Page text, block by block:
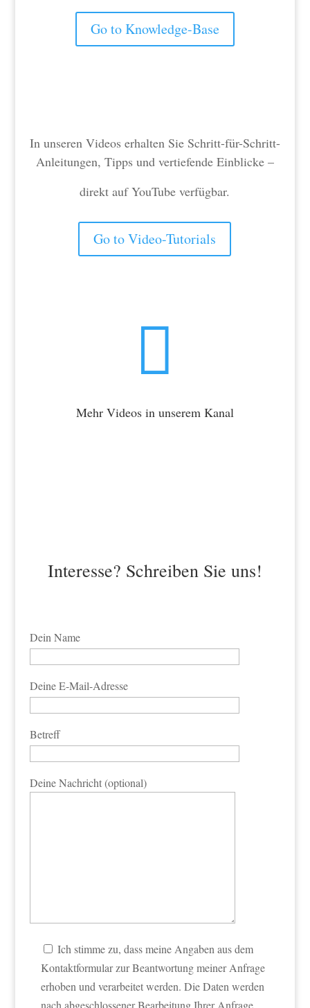
Go to Knowledge-Base
In unseren Videos erhalten Sie Schritt-für-Schritt-
Anleitungen, Tipps und vertiefende Einblicke –
direkt auf YouTube verfügbar.
Go to Video-Tutorials

Mehr Videos in unserem Kanal
Interesse? Schreiben Sie uns!
Dein Name
Deine E-Mail-Adresse
Betreff
Deine Nachricht (optional)
Ich stimme zu, dass meine Angaben aus dem
Kontaktformular zur Beantwortung meiner Anfrage
erhoben und verarbeitet werden. Die Daten werden
nach abgeschlossener Bearbeitung Ihrer Anfrage